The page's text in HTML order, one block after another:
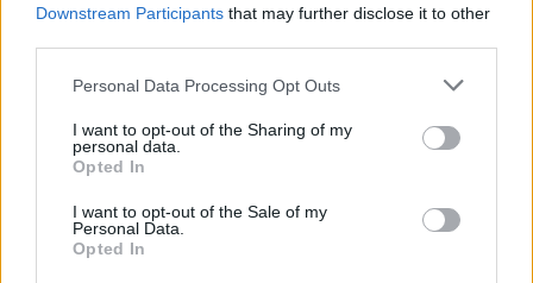
Downstream Participants that may further disclose it to other
Personal Data Processing Opt Outs
I want to opt-out of the Sharing of my
personal data.
Opted In
I want to opt-out of the Sale of my
Personal Data.
Opted In
WEBTV